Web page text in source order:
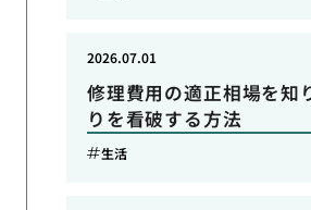
修理費用の適正相場を知
りを看破する方法
2026.07.01
生活